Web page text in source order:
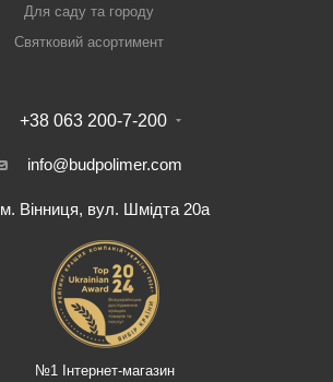
Для саду та городу
Святковий асортимент
+38 063 200-7-200
info@budpolimer.com
м. Вінниця, вул. Шмідта 20а
№1 Інтернет-магазин